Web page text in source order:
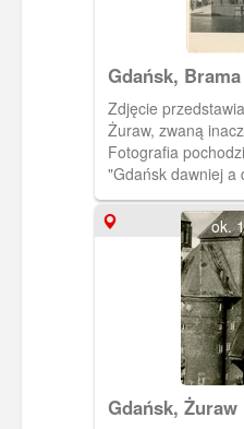
Gdańsk,
Zdjęcie
Żuraw, zwaną
Fotografia
"Gdańsk dawniej a
and today"
Dobrzykowskiego.
kopercie w kolorze szałwiowej zieleni
jest 14 zdjęć
powojennego,
Napisy na okładce
wytłoczone i
ok.
Gdańsk, Żuraw